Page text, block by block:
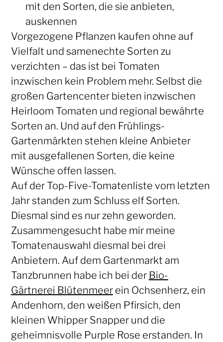
mit den Sorten, die sie anbieten,
auskennen
Vorgezogene Pflanzen kaufen ohne auf
Vielfalt und samenechte Sorten zu
verzichten – das ist bei Tomaten
inzwischen kein Problem mehr. Selbst die
großen Gartencenter bieten inzwischen
Heirloom Tomaten und regional bewährte
Sorten an. Und auf den Frühlings-
Gartenmärkten stehen kleine Anbieter
mit ausgefallenen Sorten, die keine
Wünsche offen lassen.
Auf der Top-Five-Tomatenliste vom letzten
Jahr standen zum Schluss elf Sorten.
Diesmal sind es nur zehn geworden.
Zusammengesucht habe mir meine
Tomatenauswahl diesmal bei drei
Anbietern. Auf dem Gartenmarkt am
Tanzbrunnen habe ich bei der Bio-
Gärtnerei Blütenmeerein Ochsenherz, ein
Andenhorn, den weißen Pfirsich, den
kleinen Whipper Snapper und die
geheimnisvolle Purple Rose erstanden. In